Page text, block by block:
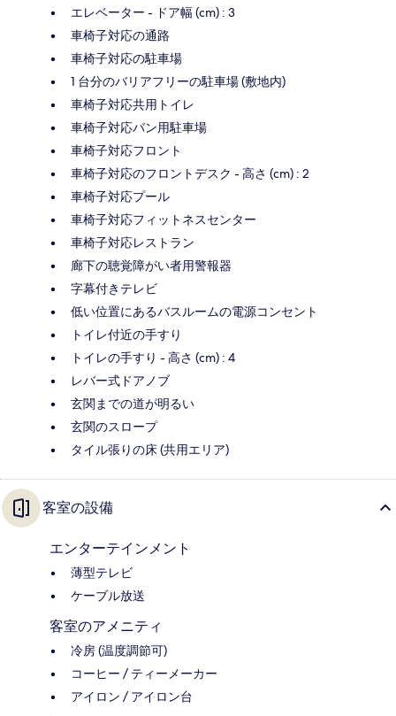
エレベーター - ドア幅 (cm) : 3
車椅子対応の通路
車椅子対応の駐車場
1 台分のバリアフリーの駐車場 (敷地内)
車椅子対応共用トイレ
車椅子対応バン用駐車場
車椅子対応フロント
車椅子対応のフロントデスク - 高さ (cm) : 2
車椅子対応プール
車椅子対応フィットネスセンター
車椅子対応レストラン
廊下の聴覚障がい者用警報器
字幕付きテレビ
低い位置にあるバスルームの電源コンセント
トイレ付近の手すり
トイレの手すり - 高さ (cm) : 4
レバー式ドアノブ
玄関までの道が明るい
玄関のスロープ
タイル張りの床 (共用エリア)
客室の設備
エンターテインメント
薄型テレビ
ケーブル放送
客室のアメニティ
冷房 (温度調節可)
コーヒー / ティーメーカー
アイロン / アイロン台